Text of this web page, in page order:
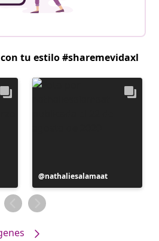
tu estilo #sharemevidaxl
Publicación
realizada
por
nathaliesalamaat